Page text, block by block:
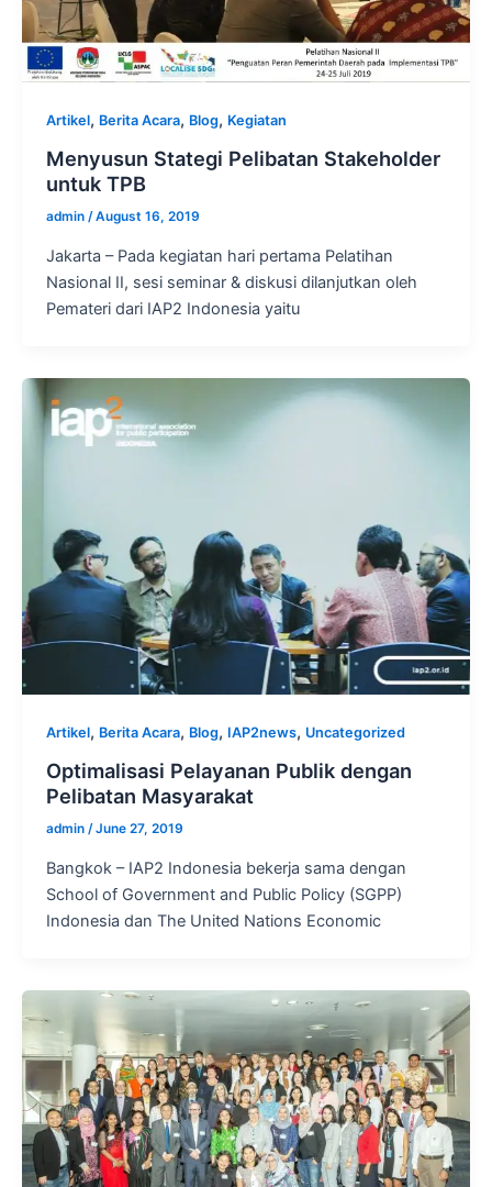
Artikel, Berita Acara, Blog, Kegiatan
Menyusun Stategi Pelibatan Stakeholder
untuk TPB
admin /August 16, 2019
Jakarta – Pada kegiatan hari pertama Pelatihan
Nasional II, sesi seminar & diskusi dilanjutkan oleh
Pemateri dari IAP2 Indonesia yaitu
Artikel, Berita Acara, Blog, IAP2news, Uncategorized
Optimalisasi Pelayanan Publik dengan
Pelibatan Masyarakat
admin /June 27, 2019
Bangkok – IAP2 Indonesia bekerja sama dengan
School of Government and Public Policy (SGPP)
Indonesia dan The United Nations Economic